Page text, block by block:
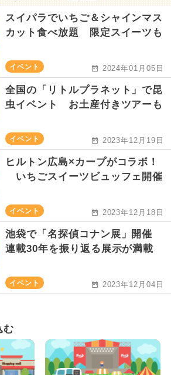
スイパラでいちご＆シャインマス
カット食べ放題 限定スイーツも
イベント 2024年01月05日
全国の「リトルプラネット」で昆
虫イベント お土産付きツアーも
イベント 2023年12月19日
ヒルトン広島×カープがコラボ！
いちごスイーツビュッフェ開催
イベント 2023年12月18日
池袋で「名探偵コナン展」開催
連載30年を振り返る展示が満載
イベント 2023年12月04日
む